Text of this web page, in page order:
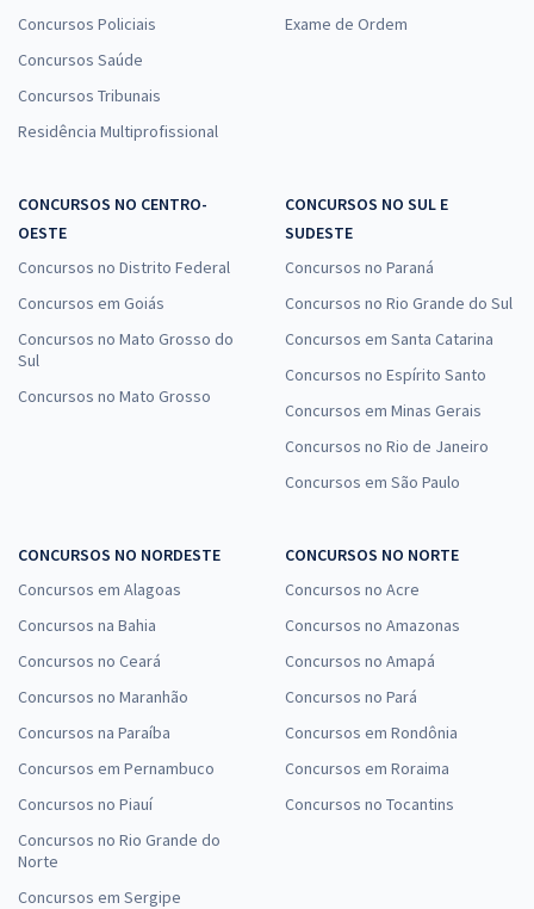
Concursos Policiais
Concursos Saúde
Concursos Tribunais
Residência Multiprofissional
Exame de Ordem
CONCURSOS NO CENTRO-
OESTE
Concursos no Distrito Federal
Concursos em Goiás
Concursos no Mato Grosso do
Sul
Concursos no Mato Grosso
CONCURSOS NO SUL E
SUDESTE
Concursos no Paraná
Concursos no Rio Grande do Sul
Concursos em Santa Catarina
Concursos no Espírito Santo
Concursos em Minas Gerais
Concursos no Rio de Janeiro
Concursos em São Paulo
CONCURSOS NO NORDESTE
Concursos em Alagoas
Concursos na Bahia
Concursos no Ceará
Concursos no Maranhão
Concursos na Paraíba
Concursos em Pernambuco
Concursos no Piauí
Concursos no Rio Grande do
Norte
Concursos em Sergipe
CONCURSOS NO NORTE
Concursos no Acre
Concursos no Amazonas
Concursos no Amapá
Concursos no Pará
Concursos em Rondônia
Concursos em Roraima
Concursos no Tocantins